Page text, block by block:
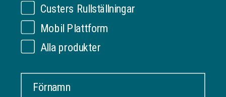
Ställningonline.se
Gräshoppsvägen 7 B (kontor/ej lager)
311 79 Falkenberg
Sverige
KUNDSERVICE
Frakt och leverans
Köpevillkor
DITT KONTO
Custers Rullställningar
Mobil Plattform
Alla produkter